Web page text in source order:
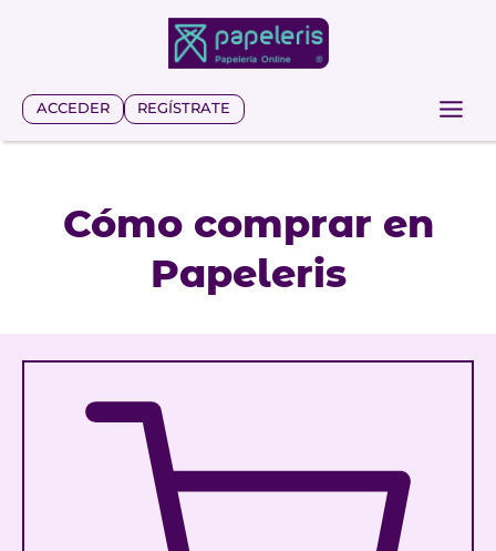
ACCEDER REGÍSTRATE
Cómo comprar en
Papeleris